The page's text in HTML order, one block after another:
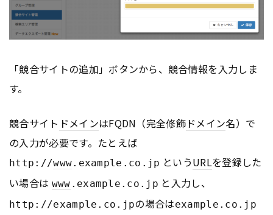
「競合サイトの追加」ボタンから、競合情報を入力しま
す。
競合サイト ドメインはFQDN（完全修飾ドメイン名）で
の入力が必要です。たとえば
http://www.example.co.jp というURLを登録した
い場合は www .example.co.jp と入力し、
http://example.co.jpの場合はexample.co.jp